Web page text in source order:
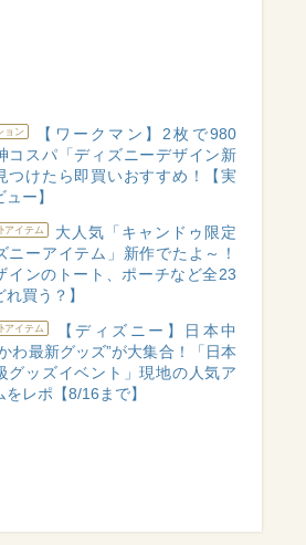
ョン
【ワークマン】2枚で980
コスパ「ディズニーデザイン新
つけたら即買いおすすめ！【実
ー】
アイテム
大人気「キャンドゥ限定
ニーアイテム」新作でたよ～！
インのトート、ポーチなど全23
買う？】
アイテム
【ディズニー】日本中
わ最新グッズ”が大集合！「日本
グッズイベント」現地の人気ア
をレポ【8/16まで】